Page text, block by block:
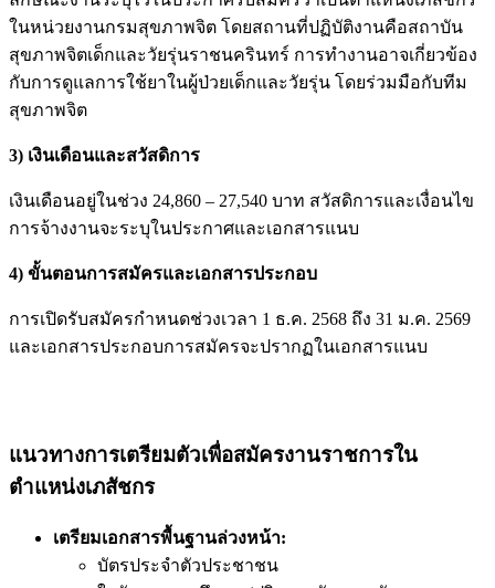
ในหน่วยงานกรมสุขภาพจิต โดยสถานที่ปฏิบัติงานคือสถาบัน
สุขภาพจิตเด็กและวัยรุ่นราชนครินทร์ การทำงานอาจเกี่ยวข้อง
กับการดูแลการใช้ยาในผู้ป่วยเด็กและวัยรุ่น โดยร่วมมือกับทีม
สุขภาพจิต
3) เงินเดือนและสวัสดิการ
เงินเดือนอยู่ในช่วง 24,860 – 27,540 บาท สวัสดิการและเงื่อนไข
การจ้างงานจะระบุในประกาศและเอกสารแนบ
4) ขั้นตอนการสมัครและเอกสารประกอบ
การเปิดรับสมัครกำหนดช่วงเวลา 1 ธ.ค. 2568 ถึง 31 ม.ค. 2569
และเอกสารประกอบการสมัครจะปรากฏในเอกสารแนบ
แนวทางการเตรียมตัวเพื่อสมัครงานราชการใน
ตำแหน่งเภสัชกร
เตรียมเอกสารพื้นฐานล่วงหน้า:
บัตรประจำตัวประชาชน